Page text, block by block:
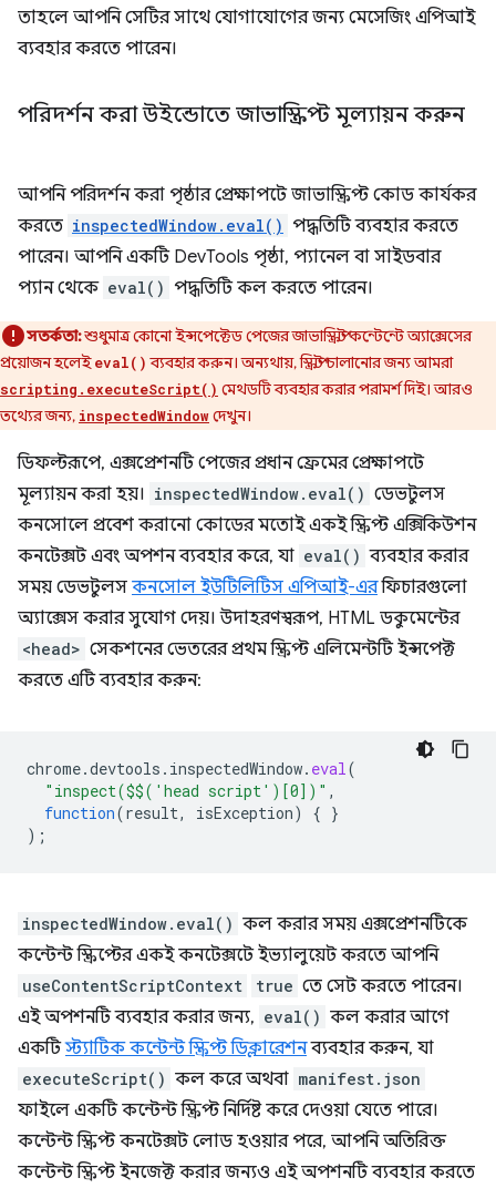
তাহলে আপনি সেটির সাথে যোগাযোগের জন্য মেসেজিং এপিআই
ব্যবহার করতে পারেন।
পরিদর্শন করা উইন্ডোতে জাভাস্ক্রিপ্ট মূল্যায়ন করুন
আপনি পরিদর্শন করা পৃষ্ঠার প্রেক্ষাপটে জাভাস্ক্রিপ্ট কোড কার্যকর
করতে inspectedWindow.eval() পদ্ধতিটি ব্যবহার করতে
পারেন। আপনি একটি DevTools পৃষ্ঠা, প্যানেল বা সাইডবার
প্যান থেকে eval() পদ্ধতিটি কল করতে পারেন।
সতর্কতা:শুধুমাত্র কোনো ইন্সপেক্টেড পেজের জাভাস্ক্রিপ্ট কন্টেন্টে অ্যাক্সেসের
প্রয়োজন হলেইeval() ব্যবহার করুন। অন্যথায়, স্ক্রিপ্ট চালানোর জন্য আমরা
scripting.executeScript() মেথডটি ব্যবহার করার পরামর্শ দিই। আরও
তথ্যের জন্য, inspectedWindowদেখুন।
ডিফল্টরূপে, এক্সপ্রেশনটি পেজের প্রধান ফ্রেমের প্রেক্ষাপটে
মূল্যায়ন করা হয়। inspectedWindow.eval() ডেভটুলস
কনসোলে প্রবেশ করানো কোডের মতোই একই স্ক্রিপ্ট এক্সিকিউশন
কনটেক্সট এবং অপশন ব্যবহার করে, যা eval() ব্যবহার করার
সময় ডেভটুলস কনসোল ইউটিলিটিস এপিআই-এরফিচারগুলো
অ্যাক্সেস করার সুযোগ দেয়। উদাহরণস্বরূপ, HTML ডকুমেন্টের
<head> সেকশনের ভেতরের প্রথম স্ক্রিপ্ট এলিমেন্টটি ইন্সপেক্ট
করতে এটি ব্যবহার করুন:
chrome.devtools . inspectedWindow. eval(
"inspect($$('head script')[0])" ,
function(result, isException) { }
);
inspectedWindow.eval() কল করার সময় এক্সপ্রেশনটিকে
কন্টেন্ট স্ক্রিপ্টের একই কনটেক্সটে ইভ্যালুয়েট করতে আপনি
useContentScriptContext true তে সেট করতে পারেন।
এই অপশনটি ব্যবহার করার জন্য, eval() কল করার আগে
একটিস্ট্যাটিক কন্টেন্ট স্ক্রিপ্ট ডিক্লারেশনব্যবহার করুন, যা
executeScript() কল করে অথবা manifest.json
ফাইলে একটি কন্টেন্ট স্ক্রিপ্ট নির্দিষ্ট করে দেওয়া যেতে পারে।
কন্টেন্ট স্ক্রিপ্ট কনটেক্সট লোড হওয়ার পরে, আপনি অতিরিক্ত
কন্টেন্ট স্ক্রিপ্ট ইনজেক্ট করার জন্যও এই অপশনটি ব্যবহার করতে